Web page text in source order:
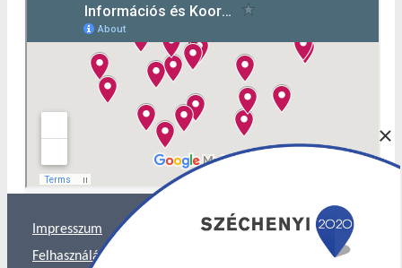
×
Impresszum
Felhasználás és Adatkezelés